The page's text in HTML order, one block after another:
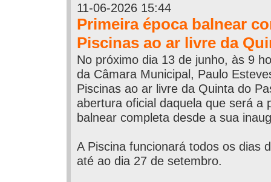
11-06-2026 15:44
Primeira época balnear
Piscinas ao ar livre da
No próximo dia 13 de junho, às 9
da Câmara Municipal, Paulo
Piscinas ao ar livre da Quinta do
abertura oficial daquela que será a
balnear completa desde a sua
A Piscina funcionará todos os dias
até ao dia 27 de setembro.